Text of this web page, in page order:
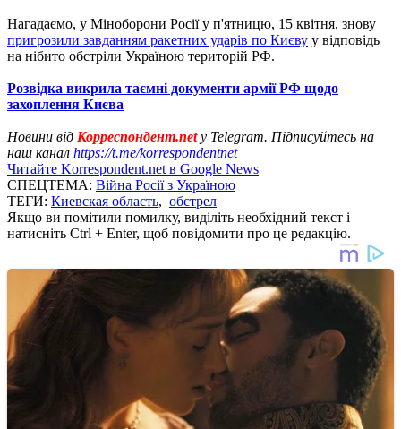
Нагадаємо, у Міноборони Росії у п'ятницю, 15 квітня, знову
пригрозили завданням ракетних ударів по Києву у відповідь
на нібито обстріли Україною територій РФ.
Розвідка викрила таємні документи армії РФ щодо
захоплення Києва
Новини від Корреспондент.netу Telegram. Підписуйтесь на
наш канал https://t.me/korrespondentnet
Читайте Korrespondent.net в Google News
СПЕЦТЕМА: Війна Росії з Україною
ТЕГИ: Киевская область, обстрел
Якщо ви помітили помилку, виділіть необхідний текст і
натисніть Ctrl + Enter, щоб повідомити про це редакцію.